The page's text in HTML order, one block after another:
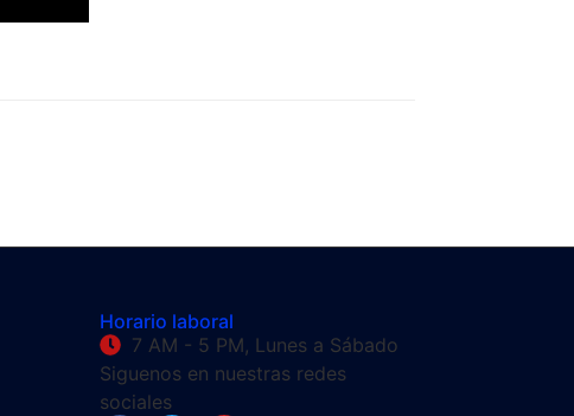
Horario laboral
7 AM - 5 PM, Lunes a Sábado
Siguenos en nuestras redes
sociales